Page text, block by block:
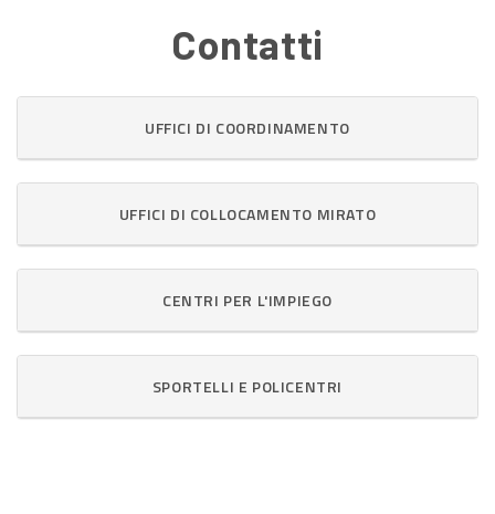
Contatti
UFFICI DI COORDINAMENTO
UFFICI DI COLLOCAMENTO MIRATO
CENTRI PER L'IMPIEGO
SPORTELLI E POLICENTRI